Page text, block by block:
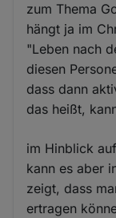
zum Thema
hängt ja im
"Leben nach
diesen
dass dann
das heißt,
im Hinblick
kann es aber
zeigt, dass
ertragen